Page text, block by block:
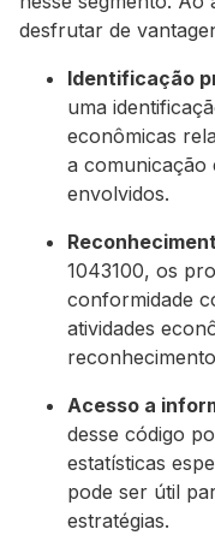
desfrutar de
Identificação
uma
econômicas
a comunicação
envolvidos.
1043100, os
conformidade
atividades
Acesso a
desse código
estatísticas
pode ser útil
estratégias.